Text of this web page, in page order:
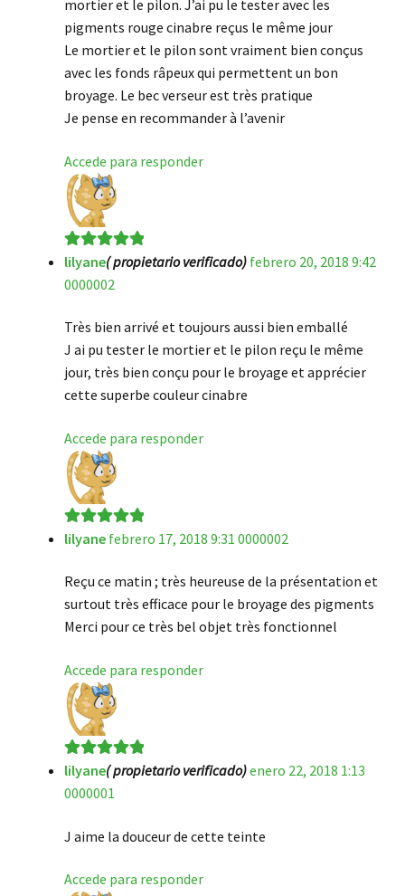
mortier et le pilon. J’ai pu le tester avec les
pigments rouge cinabre reçus le même jour
Le mortier et le pilon sont vraiment bien conçus
avec les fonds râpeux qui permettent un bon
broyage. Le bec verseur est très pratique
Je pense en recommander à l’avenir
Accede para responder
Valorado en5
de 5
lilyane( propietario verificado) febrero 20, 2018 9:42
0000002
Très bien arrivé et toujours aussi bien emballé
J ai pu tester le mortier et le pilon reçu le même
jour, très bien conçu pour le broyage et apprécier
cette superbe couleur cinabre
Accede para responder
Valorado en5
lilyane febrero 17, 2018 9:31 0000002
Reçu ce matin ; très heureuse de la présentation et
surtout très efficace pour le broyage des pigments
Merci pour ce très bel objet très fonctionnel
Accede para responder
Valorado en5
de 5
lilyane( propietario verificado)enero 22, 2018 1:13
0000001
J aime la douceur de cette teinte
Accede para responder